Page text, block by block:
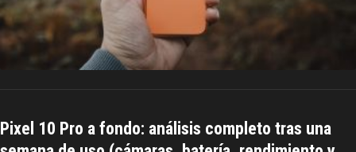
Pixel 10 Pro a fondo: análisis completo tras una